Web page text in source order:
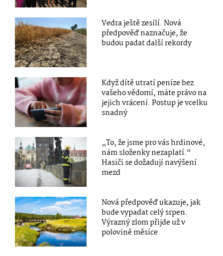
Vedra ještě zesílí. Nová
předpověď naznačuje, že
budou padat další rekordy
Když dítě utratí peníze bez
vašeho vědomí, máte právo na
jejich vrácení. Postup je vcelku
snadný
„To, že jsme pro vás hrdinové,
nám složenky nezaplatí.“
Hasiči se dožadují navýšení
mezd
Nová předpověď ukazuje, jak
bude vypadat celý srpen.
Výrazný zlom přijde už v
polovině měsíce